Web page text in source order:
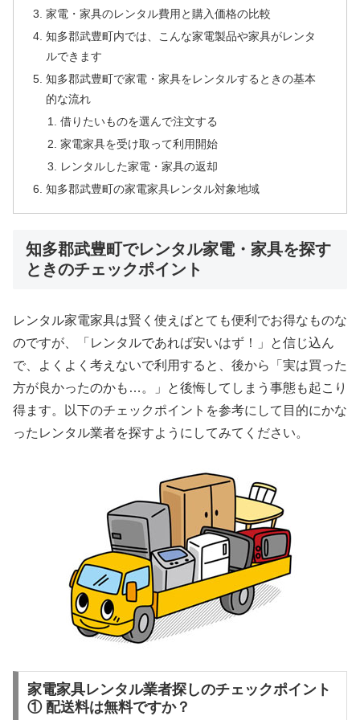
家電・家具のレンタル費用と購入価格の比較
知多郡武豊町内では、こんな家電製品や家具がレンタ
ルできます
知多郡武豊町で家電・家具をレンタルするときの基本
的な流れ
借りたいものを選んで注文する
家電家具を受け取って利用開始
レンタルした家電・家具の返却
知多郡武豊町の家電家具レンタル対象地域
知多郡武豊町でレンタル家電・家具を探す
ときのチェックポイント
レンタル家電家具は賢く使えばとても便利でお得なものな
のですが、「レンタルであれば安いはず！」と信じ込ん
で、よくよく考えないで利用すると、後から「実は買った
方が良かったのかも…。」と後悔してしまう事態も起こり
得ます。以下のチェックポイントを参考にして目的にかな
ったレンタル業者を探すようにしてみてください。
家電家具レンタル業者探しのチェックポイント
① 配送料は無料ですか？